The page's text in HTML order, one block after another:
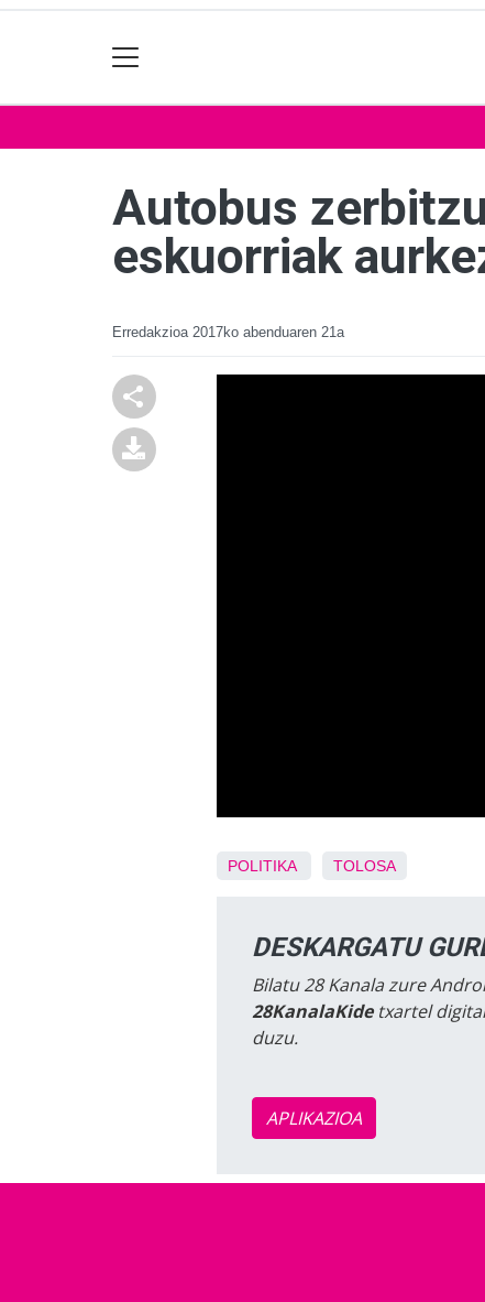
Autobus
eskuorriak
Erredakzioa 2017ko abenduaren 21a
POLITIKA TOLOSA
DESKARGATU
Bilatu 28 Kanala zure
28KanalaKidetxartel
duzu.
APLIKAZIOA